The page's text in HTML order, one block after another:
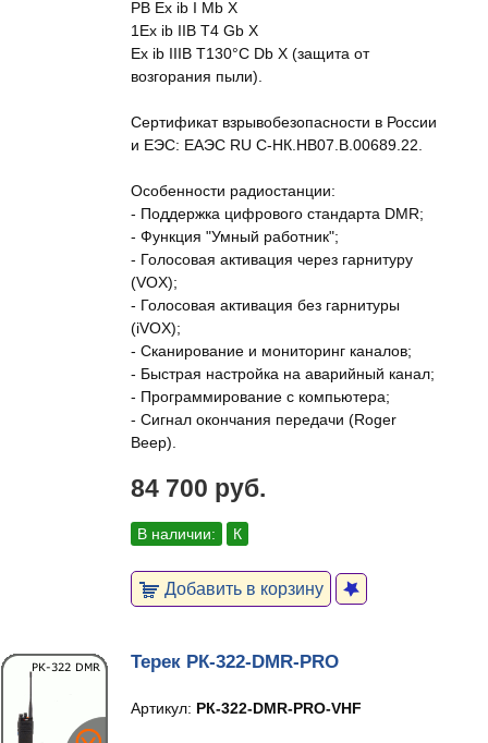
РB Ex ib I Mb X
1Ex ib IIB T4 Gb X
Ex ib IIIB Т130°C Db X (защита от
возгорания пыли).
Сертификат взрывобезопасности в России
и ЕЭС: ЕАЭС RU C-НК.НВ07.В.00689.22.
Особенности радиостанции:
- Поддержка цифрового стандарта DMR;
- Функция "Умный работник";
- Голосовая активация через гарнитуру
(VOX);
- Голосовая активация без гарнитуры
(iVOX);
- Сканирование и мониторинг каналов;
- Быстрая настройка на аварийный канал;
- Программирование с компьютера;
- Сигнал окончания передачи (Roger
Beep).
84 700 руб.
В наличии: К
Добавить в корзину
Терек РК-322-DMR-PRO
Артикул: РК-322-DMR-PRO-VHF